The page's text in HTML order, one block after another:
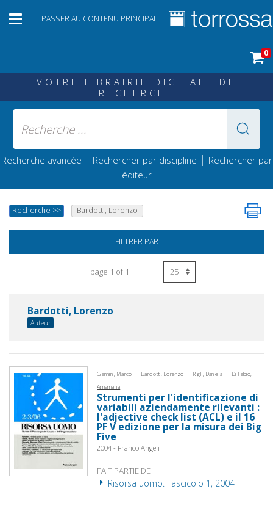
PASSER AU CONTENU PRINCIPAL
0
VOTRE LIBRAIRIE DIGITALE DE
RECHERCHE
Recherche avancée | Rechercher par discipline | Rechercher par
éditeur
Recherche >> Bardotti, Lorenzo
FILTRER PAR
page 1 of 1
Bardotti, Lorenzo
Auteur
Giannini, Marco | Bardotti, Lorenzo | Rigli, Daniela |
Di Fabio,
Annamaria
Strumenti per l'identificazione di
variabili aziendamente rilevanti :
l'adjective check list (ACL) e il 16
PF V edizione per la misura dei Big
Five
2004 - Franco Angeli
FAIT PARTIE DE
Risorsa uomo. Fascicolo 1, 2004